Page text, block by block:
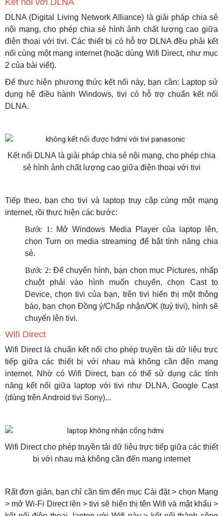
DLNA (Digital Living Network Alliance) là giải pháp chia sẻ
nội mạng, cho phép chia sẻ hình ảnh chất lượng cao giữa
điện thoại với tivi. Các thiết bị có hỗ trợ DLNA đều phải kết
nối cùng một mạng internet (hoặc dùng Wifi Direct, như mục
2 của bài viết).
Để thực hiện phương thức kết nối này, bạn cần: Laptop sử
dụng hệ điều hành Windows, tivi có hỗ trợ chuẩn kết nối
DLNA.
Kết nối DLNA là giải pháp chia sẻ nội mạng, cho phép chia
sẻ hình ảnh chất lượng cao giữa điện thoại với tivi
Tiếp theo, bạn cho tivi và laptop truy cập cùng một mạng
internet, rồi thực hiện các bước:
Bước 1: Mở Windows Media Player của laptop lên,
chọn Turn on media streaming để bật tính năng chia
sẻ.
Bước 2: Để chuyển hình, bạn chọn mục Pictures, nhấp
chuột phải vào hình muốn chuyển, chọn Cast to
Device, chọn tivi của bạn, trên tivi hiển thị một thông
báo, bạn chọn Đồng ý/Chấp nhận/OK (tuỳ tivi), hình sẽ
chuyển lên tivi.
Wifi Direct
Wifi Direct là chuẩn kết nối cho phép truyền tải dữ liệu trực
tiếp giữa các thiết bị với nhau mà không cần đến mạng
internet. Nhờ có Wifi Direct, bạn có thể sử dụng các tính
năng kết nối giữa laptop với tivi như DLNA, Google Cast
(dùng trên Android tivi Sony)...
Wifi Direct cho phép truyền tải dữ liệu trực tiếp giữa các thiết
bị với nhau mà không cần đến mạng internet
Rất đơn giản, bạn chỉ cần tìm đến mục Cài đặt > chọn Mạng
> mở Wi-Fi Direct lên > tivi sẽ hiển thị tên Wifi và mật khẩu >